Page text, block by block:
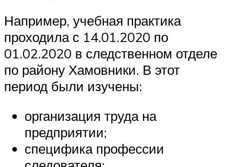
Например, учебная практика
проходила с 14.01.2020 по
01.02.2020 в следственном отделе
по району Хамовники. В этот
период были изучены:
организация труда на
предприятии;
специфика профессии